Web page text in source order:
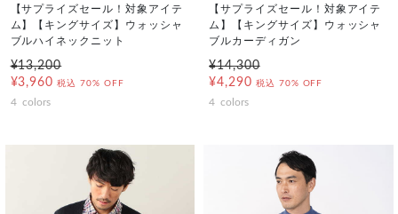
【サプライズセール！対象アイテ
ム】【キングサイズ】ウォッシャ
ブルハイネックニット
¥13,200
¥3,960 税込 70% OFF
4 colors
【サプライズセール！対象アイテ
ム】【キングサイズ】ウォッシャ
ブルカーディガン
¥14,300
¥4,290 税込 70% OFF
4 colors